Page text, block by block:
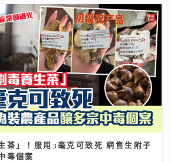
茶」！服用3毫克可致死 網售生附子
毒個案